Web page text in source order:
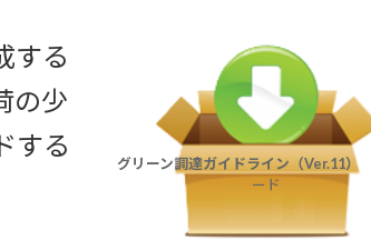
する
の少
する
グリーン調達ガイドライン（Ver.11）
ード